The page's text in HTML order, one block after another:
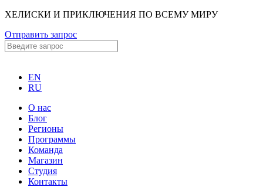
ХЕЛИСКИ И ПРИКЛЮЧЕНИЯ ПО ВСЕМУ МИРУ
Отправить запрос
EN
RU
О нас
Блог
Регионы
Программы
Команда
Магазин
Студия
Контакты